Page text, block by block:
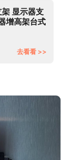
显示器支
增高架台式
去看看 >>